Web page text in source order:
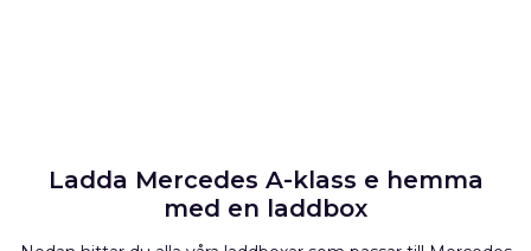
Ladda Mercedes A-klass e hemma
med en laddbox